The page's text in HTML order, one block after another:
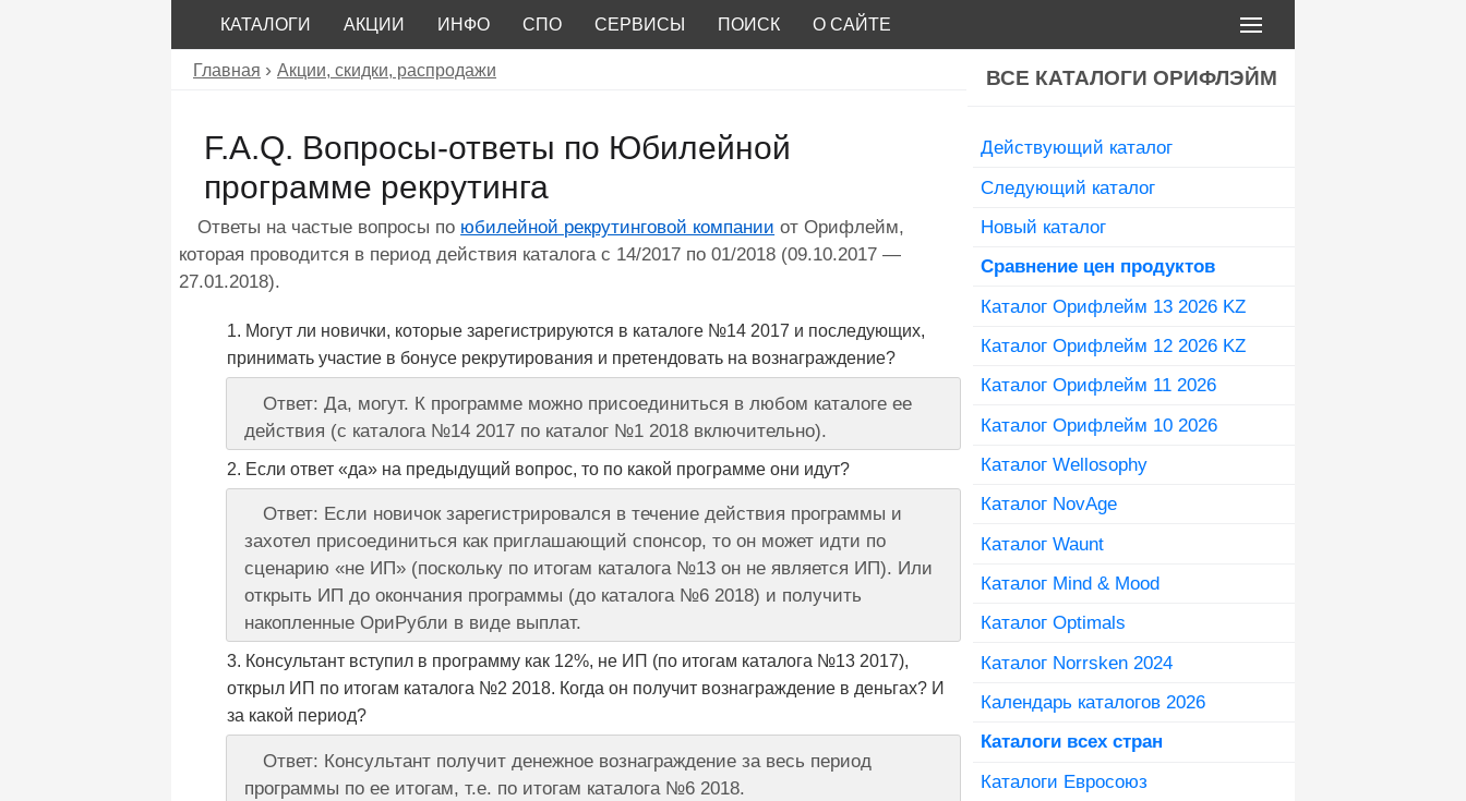
КАТАЛОГИ АКЦИИ ИНФО СПО СЕРВИСЫ ПОИСК О САЙТЕ
Главная Акции, скидки, распродажи
F.A.Q. Вопросы-ответы по Юбилейной
программе рекрутинга
Ответы на частые вопросы по юбилейной рекрутинговой компании от Орифлейм,
которая проводится в период действия каталога с 14/2017 по 01/2018 (09.10.2017 —
27.01.2018).
Могут ли новички, которые зарегистрируются в каталоге №14 2017 и последующих,
принимать участие в бонусе рекрутирования и претендовать на вознаграждение?
Ответ: Да, могут. К программе можно присоединиться в любом каталоге ее
действия (с каталога №14 2017 по каталог №1 2018 включительно).
Если ответ «да» на предыдущий вопрос, то по какой программе они идут?
Ответ: Если новичок зарегистрировался в течение действия программы и
захотел присоединиться как приглашающий спонсор, то он может идти по
сценарию «не ИП» (поскольку по итогам каталога №13 он не является ИП). Или
открыть ИП до окончания программы (до каталога №6 2018) и получить
накопленные ОриРубли в виде выплат.
Консультант вступил в программу как 12%, не ИП (по итогам каталога №13 2017),
открыл ИП по итогам каталога №2 2018. Когда он получит вознаграждение в деньгах? И
за какой период?
Ответ: Консультант получит денежное вознаграждение за весь период
программы по ее итогам, т.е. по итогам каталога №6 2018.
ВСЕ КАТАЛОГИ ОРИФЛЭЙМ
Действующий каталог
Следующий каталог
Новый каталог
Сравнение цен продуктов
Каталог Орифлейм 13 2026 KZ
Каталог Орифлейм 12 2026 KZ
Каталог Орифлейм 11 2026
Каталог Орифлейм 10 2026
Каталог Wellosophy
Каталог NovAge
Каталог Waunt
Каталог Mind & Mood
Каталог Optimals
Каталог Norrsken 2024
Календарь каталогов 2026
Каталоги всех стран
Каталоги Евросоюз